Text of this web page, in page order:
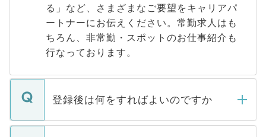
る」など、さまざまなご要望をキャリアパ
ートナーにお伝えください。常勤求人はも
ちろん、非常勤・スポットのお仕事紹介も
行なっております。
登録後は何をすればよいのですか
ご登録いただきましたら、弊社担当者がご